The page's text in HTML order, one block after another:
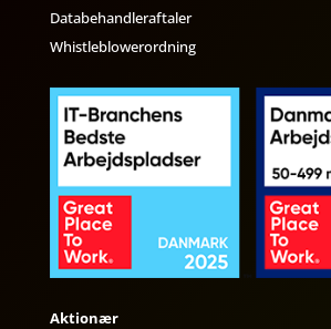
Databehandleraftaler
Whistleblowerordning
Aktionær